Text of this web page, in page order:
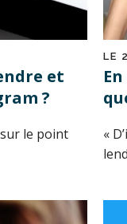
et
?
le point
LE
«